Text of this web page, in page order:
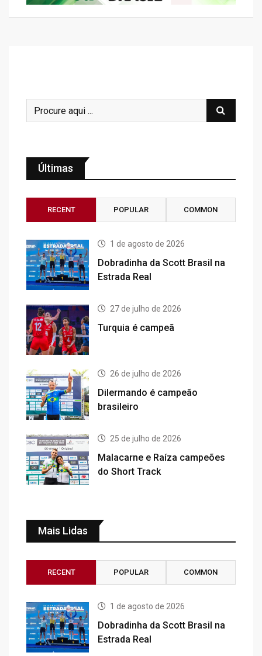
Últimas
RECENT POPULAR COMMON
1 de agosto de 2026
Dobradinha da Scott Brasil na
Estrada Real
27 de julho de 2026
Turquia é campeã
26 de julho de 2026
Dilermando é campeão
brasileiro
25 de julho de 2026
Malacarne e Raíza campeões
do Short Track
Mais Lidas
RECENT POPULAR COMMON
1 de agosto de 2026
Dobradinha da Scott Brasil na
Estrada Real